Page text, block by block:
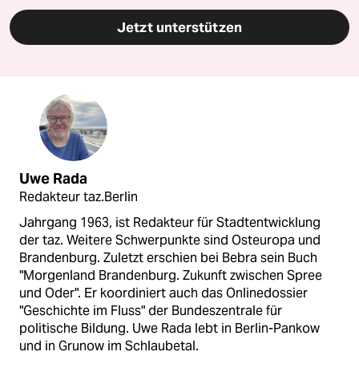
Jetzt unterstützen
Uwe Rada
Redakteur taz.Berlin
Jahrgang 1963, ist Redakteur für Stadtentwicklung
der taz. Weitere Schwerpunkte sind Osteuropa und
Brandenburg. Zuletzt erschien bei Bebra sein Buch
"Morgenland Brandenburg. Zukunft zwischen Spree
und Oder". Er koordiniert auch das Onlinedossier
"Geschichte im Fluss" der Bundeszentrale für
politische Bildung. Uwe Rada lebt in Berlin-Pankow
und in Grunow im Schlaubetal.